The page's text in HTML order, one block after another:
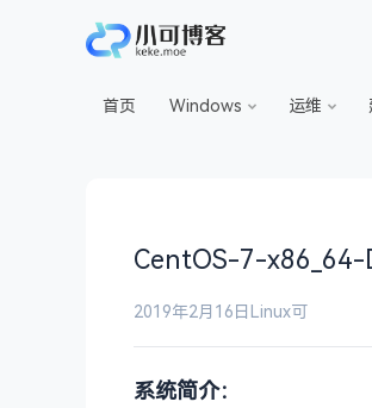
首页 Windows 运维
CentOS-7-
2019年2月16日Linux可
系统简介：